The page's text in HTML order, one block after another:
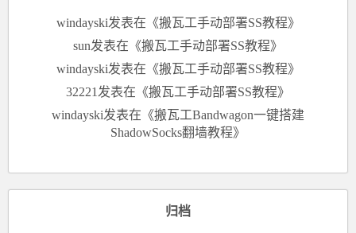
windayski发表在《搬瓦工手动部署SS教程》
sun发表在《搬瓦工手动部署SS教程》
windayski发表在《搬瓦工手动部署SS教程》
32221 发表在《搬瓦工手动部署SS教程》
windayski发表在《搬瓦工Bandwagon一键搭建
ShadowSocks翻墙教程》
归档